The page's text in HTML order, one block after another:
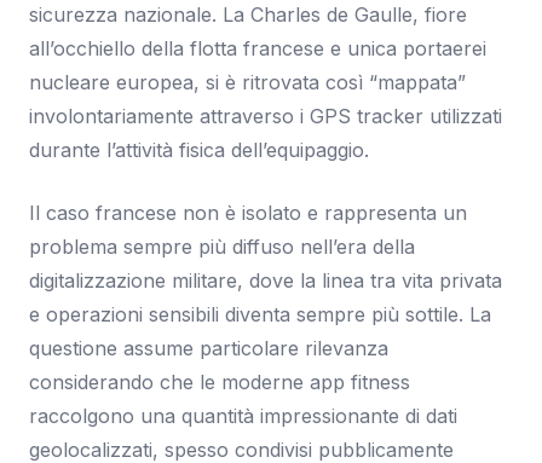
sicurezza nazionale. La Charles de Gaulle, fiore
all’occhiello della flotta francese e unica portaerei
nucleare europea, si è ritrovata così “mappata”
involontariamente attraverso i GPS tracker utilizzati
durante l’attività fisica dell’equipaggio.
Il caso francese non è isolato e rappresenta un
problema sempre più diffuso nell’era della
digitalizzazione militare, dove la linea tra vita privata
e operazioni sensibili diventa sempre più sottile. La
questione assume particolare rilevanza
considerando che le moderne app fitness
raccolgono una quantità impressionante di dati
geolocalizzati, spesso condivisi pubblicamente